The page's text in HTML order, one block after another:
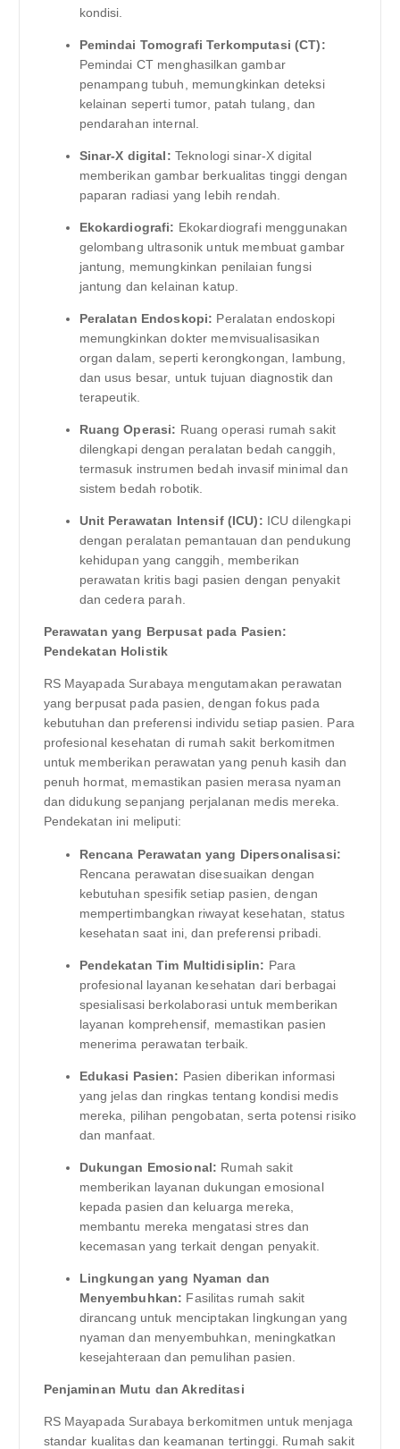
kondisi.
Pemindai Tomografi Terkomputasi (CT):
Pemindai CT menghasilkan gambar
penampang tubuh, memungkinkan deteksi
kelainan seperti tumor, patah tulang, dan
pendarahan internal.
Sinar-X digital: Teknologi sinar-X digital
memberikan gambar berkualitas tinggi dengan
paparan radiasi yang lebih rendah.
Ekokardiografi: Ekokardiografi menggunakan
gelombang ultrasonik untuk membuat gambar
jantung, memungkinkan penilaian fungsi
jantung dan kelainan katup.
Peralatan Endoskopi: Peralatan endoskopi
memungkinkan dokter memvisualisasikan
organ dalam, seperti kerongkongan, lambung,
dan usus besar, untuk tujuan diagnostik dan
terapeutik.
Ruang Operasi: Ruang operasi rumah sakit
dilengkapi dengan peralatan bedah canggih,
termasuk instrumen bedah invasif minimal dan
sistem bedah robotik.
Unit Perawatan Intensif (ICU): ICU dilengkapi
dengan peralatan pemantauan dan pendukung
kehidupan yang canggih, memberikan
perawatan kritis bagi pasien dengan penyakit
dan cedera parah.
Perawatan yang Berpusat pada Pasien:
Pendekatan Holistik
RS Mayapada Surabaya mengutamakan perawatan
yang berpusat pada pasien, dengan fokus pada
kebutuhan dan preferensi individu setiap pasien. Para
profesional kesehatan di rumah sakit berkomitmen
untuk memberikan perawatan yang penuh kasih dan
penuh hormat, memastikan pasien merasa nyaman
dan didukung sepanjang perjalanan medis mereka.
Pendekatan ini meliputi:
Rencana Perawatan yang Dipersonalisasi:
Rencana perawatan disesuaikan dengan
kebutuhan spesifik setiap pasien, dengan
mempertimbangkan riwayat kesehatan, status
kesehatan saat ini, dan preferensi pribadi.
Pendekatan Tim Multidisiplin: Para
profesional layanan kesehatan dari berbagai
spesialisasi berkolaborasi untuk memberikan
layanan komprehensif, memastikan pasien
menerima perawatan terbaik.
Edukasi Pasien: Pasien diberikan informasi
yang jelas dan ringkas tentang kondisi medis
mereka, pilihan pengobatan, serta potensi risiko
dan manfaat.
Dukungan Emosional: Rumah sakit
memberikan layanan dukungan emosional
kepada pasien dan keluarga mereka,
membantu mereka mengatasi stres dan
kecemasan yang terkait dengan penyakit.
Lingkungan yang Nyaman dan
Menyembuhkan: Fasilitas rumah sakit
dirancang untuk menciptakan lingkungan yang
nyaman dan menyembuhkan, meningkatkan
kesejahteraan dan pemulihan pasien.
Penjaminan Mutu dan Akreditasi
RS Mayapada Surabaya berkomitmen untuk menjaga
standar kualitas dan keamanan tertinggi. Rumah sakit